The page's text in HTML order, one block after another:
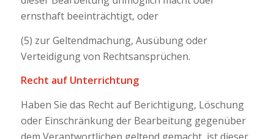
ernsthaft beeinträchtigt, oder
(5) zur Geltendmachung, Ausübung oder
Verteidigung von Rechtsansprüchen.
Recht auf Unterrichtung
Haben Sie das Recht auf Berichtigung, Löschung
oder Einschränkung der Bearbeitung gegenüber